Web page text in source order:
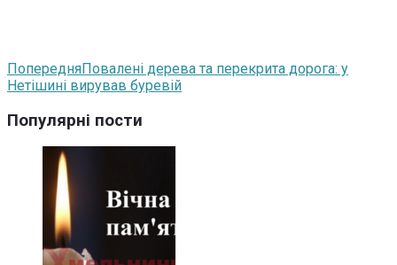
ПопередняПовалені дерева та перекрита дорога: у
Нетішині вирував буревій
Популярні пости